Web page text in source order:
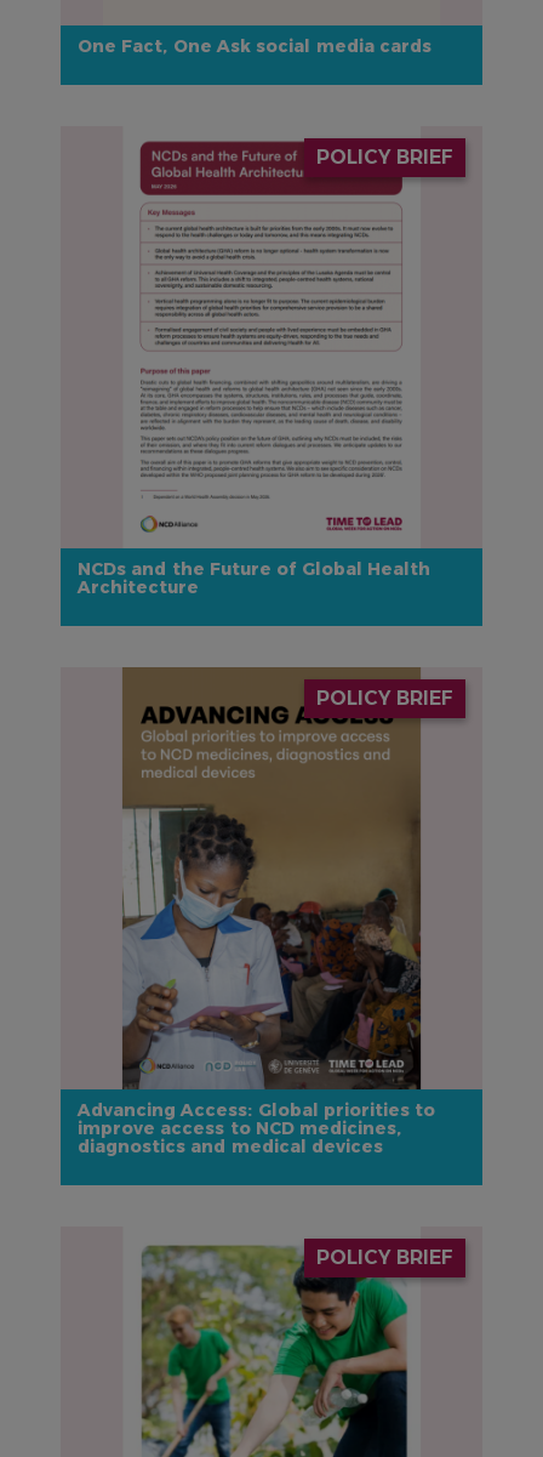
One Fact, One Ask social media cards
POLICY BRIEF
NCDs and the Future of Global Health
Architecture
POLICY BRIEF
Advancing Access: Global priorities to
improve access to NCD medicines,
diagnostics and medical devices
POLICY BRIEF